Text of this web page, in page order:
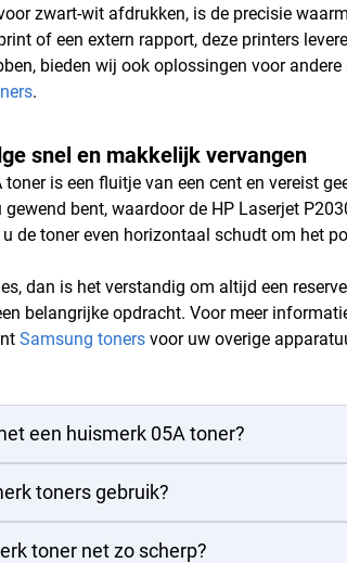
zwart-wit afdrukken, is de precisie
of een extern rapport, deze printers
bieden wij ook oplossingen voor andere
.
snel en makkelijk vervangen
is een fluitje van een cent en vereist
bent, waardoor de HP Laserjet
de toner even horizontaal schudt om het
dan is het verstandig om altijd een
belangrijke opdracht. Voor meer
Samsung toners voor uw overige
een huismerk 05A toner?
toners gebruik?
toner net zo scherp?